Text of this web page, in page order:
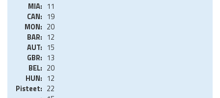
11
19
20
12
15
13
20
12
22